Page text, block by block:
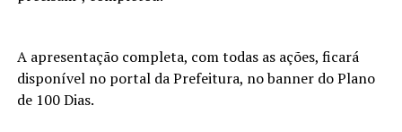
A apresentação completa, com todas as ações, ficará
disponível no portal da Prefeitura, no banner do Plano
de 100 Dias.